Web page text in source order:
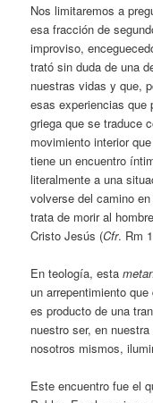
Nos limitaremos a
esa fracción de
improviso,
trató sin duda de una
nuestras vidas y que,
esas experiencias que
griega que se traduce
movimiento interior
tiene un encuentro
literalmente a una
volverse del camino
trata de morir al
Cristo Jesús (Cfr. Rm
En teología, esta
un arrepentimiento
es producto de una
nuestro ser, en
nosotros mismos,
Este encuentro fue el